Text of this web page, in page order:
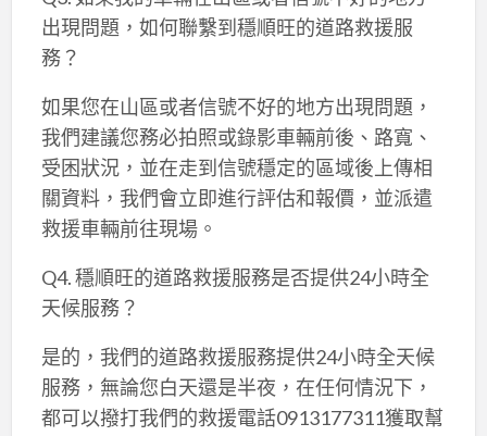
出現問題，如何聯繫到穩順旺的道路救援服
務？
如果您在山區或者信號不好的地方出現問題，
我們建議您務必拍照或錄影車輛前後、路寬、
受困狀況，並在走到信號穩定的區域後上傳相
關資料，我們會立即進行評估和報價，並派遣
救援車輛前往現場。
Q4. 穩順旺的道路救援服務是否提供24小時全
天候服務？
是的，我們的道路救援服務提供24小時全天候
服務，無論您白天還是半夜，在任何情況下，
都可以撥打我們的救援電話0913177311獲取幫